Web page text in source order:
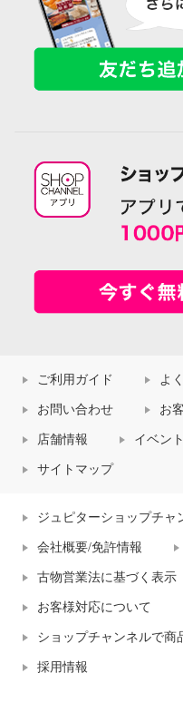
ご利用ガイド よ
お問い合わせ お
店舗情報 イベン
サイトマップ
ジュピターショップチャ
会社概要/免許情報
古物営業法に基づく表示
お客様対応について
ショップチャンネルで商
採用情報